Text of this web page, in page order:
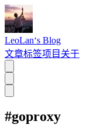
LeoLan‘s Blog
文章标签项目 关于
#goproxy